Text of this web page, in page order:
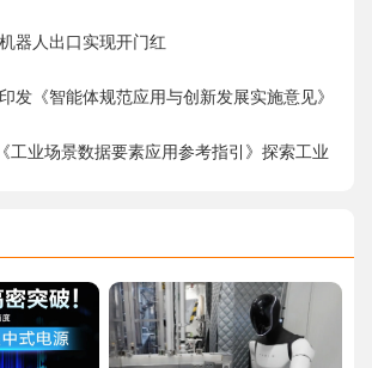
器人出口实现开门红
发《智能体规范应用与创新发展实施意见》
工业场景数据要素应用参考指引》探索工业